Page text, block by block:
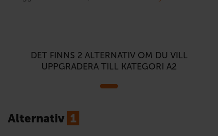
DET FINNS 2 ALTERNATIV OM DU VILL
UPPGRADERA TILL KATEGORI A2
Alternativ 1